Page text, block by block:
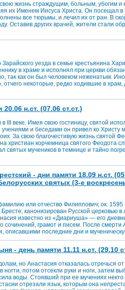
жизнь страждущим, больным, убогим
их Именем Иисуса Христа. Он посещал в
все тюрьмы, и лечил их от ран. В
Оставив других врачей, жители стали
уезда в семье крестьянина
в храме и исполнял при церкви
так как он был человеком неженатым.
отчего некоторые, редко ходившие в
н.ст. (07.06 ст.ст.)
III веке. Имея свою гостиницу, святой
и беседами он привел ко Христу
За свою благочестивую жизнь святой
христиан корчемница святого Феодота
святых мучеников в темнице и тайно
- дни памяти 18.09 н.ст.
святых (3-е
или отчество Филиппович; ок. 1595
канонизирован Русской церковью в
известно из «Диариуша» — его
сочинений, грамот и писем. После
описавшими последние дни и
- день памяти 11.11 н.ст. (29.10
но Анастасия отказалась отречься от
потом отсекли руки и ноги, затем
воды. Стоявший при ее мучениях
отрезали язык, которым она